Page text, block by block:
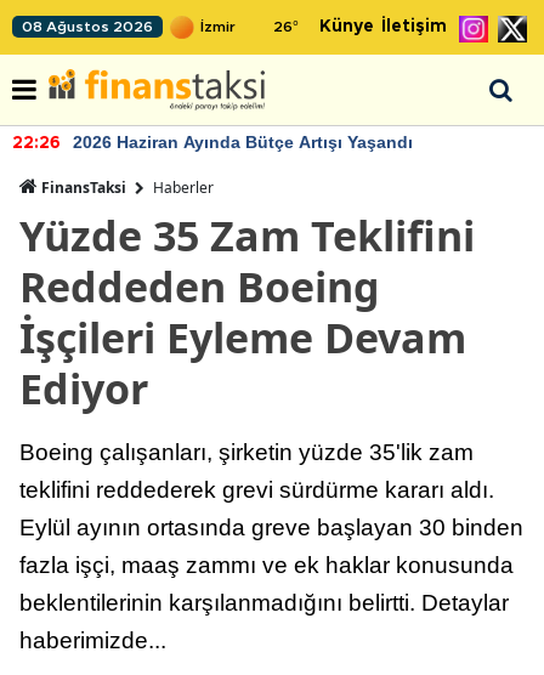
08 Ağustos 2026 26° Künye İletişim
22:26 2026 Haziran Ayında Bütçe Artışı Yaşandı
FinansTaksi Haberler
Yüzde 35 Zam Teklifini
Reddeden Boeing
İşçileri Eyleme Devam
Ediyor
Boeing çalışanları, şirketin yüzde 35'lik zam
teklifini reddederek grevi sürdürme kararı aldı.
Eylül ayının ortasında greve başlayan 30 binden
fazla işçi, maaş zammı ve ek haklar konusunda
beklentilerinin karşılanmadığını belirtti. Detaylar
haberimizde...